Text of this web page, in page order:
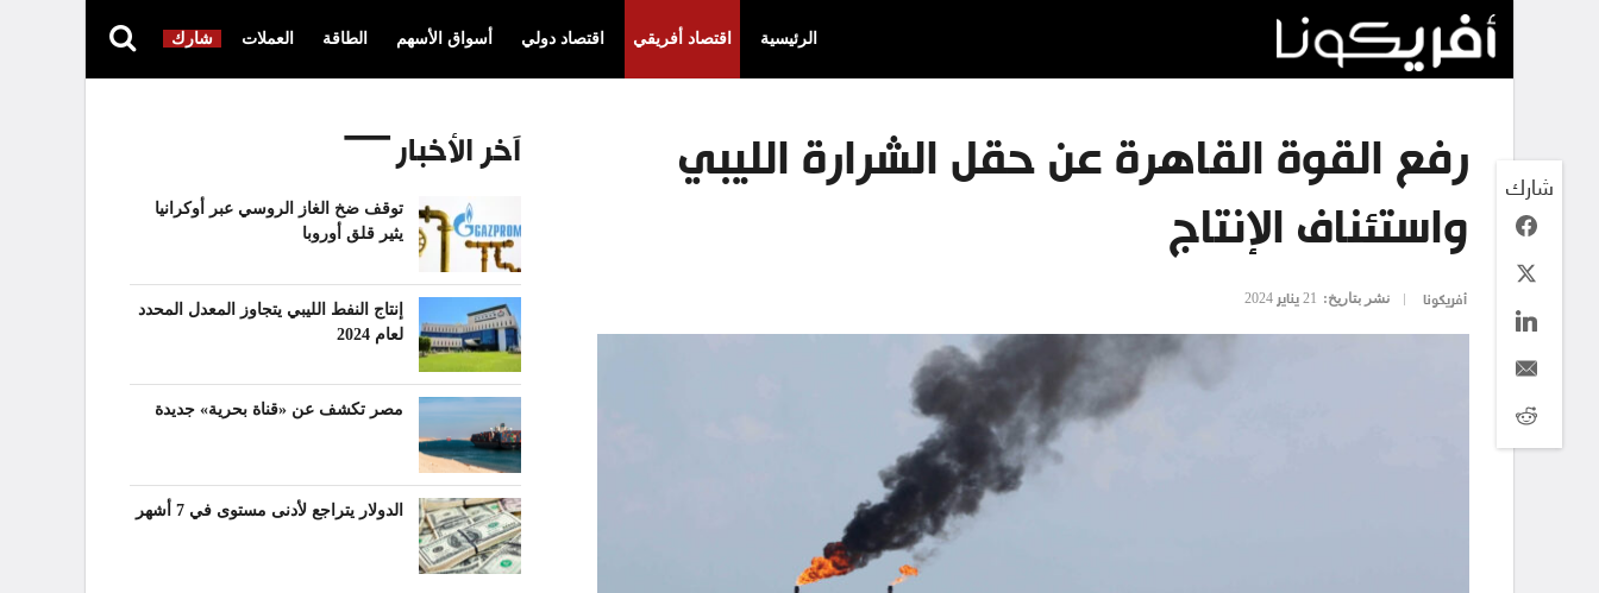
الرئيسية اقتصاد أفريقي اقتصاد دولي أسواق الأسهم الطاقة العملات شارك
رفع القوة القاهرة عن حقل الشرارة الليبي
واستئناف الإنتاج
أفريكونا نشر بتاريخ: 21 يناير 2024
شارك
آخر الأخبار
توقف ضخ الغاز الروسي عبر أوكرانيا
يثير قلق أوروبا
إنتاج النفط الليبي يتجاوز المعدل المحدد
لعام 2024
مصر تكشف عن «قناة بحرية» جديدة
الدولار يتراجع لأدنى مستوى في 7 أشهر